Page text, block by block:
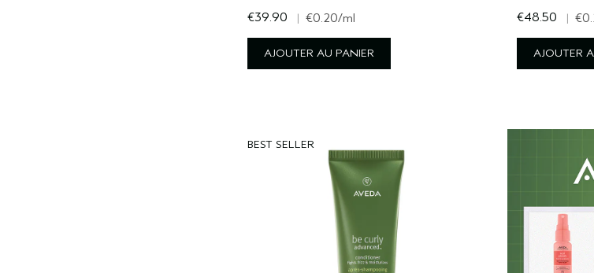
€39.90 | €0.20/ml
AJOUTER AU PANIER
€48.50 |
AJOUTER
BEST SELLER